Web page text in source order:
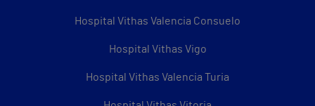
Hospital Vithas Valencia Consuelo
Hospital Vithas Vigo
Hospital Vithas Valencia Turia